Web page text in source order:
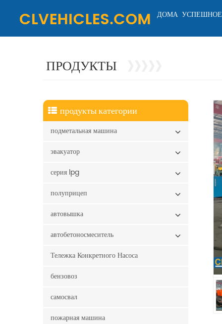
ДОМА
ПРОДУКТЫ
продукты категории
подметальная машина
эвакуатор
серия lpg
полуприцеп
автовышка
автобетоносмеситель
Тележка Конкретного Насоса
бензовоз
самосвал
пожарная машина